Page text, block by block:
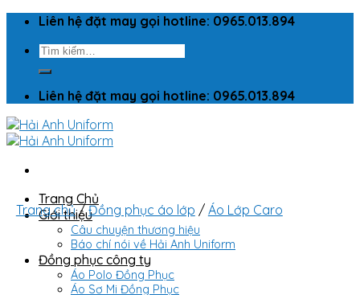
Skip
content
Liên hệ đặt may gọi hotline: 0965.013.894
Tìm
kiếm:
Liên hệ đặt may gọi hotline: 0965.013.894
Trang Chủ
Giới thiệu
Câu chuyện thương hiệu
Báo chí nói về Hải Anh Uniform
Đồng phục công ty
Áo Polo Đồng Phục
Áo Sơ Mi Đồng Phục
Trang chủ / Đồng phục áo lớp / Áo Lớp Caro